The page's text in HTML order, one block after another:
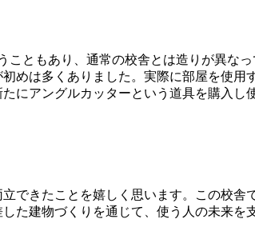
こともあり、通常の校舎とは造りが異な
めは多くありました。実際に部屋を使用
にアングルカッターという道具を購入し
できたことを嬉しく思います。この校舎
た建物づくりを通じて、使う人の未来を